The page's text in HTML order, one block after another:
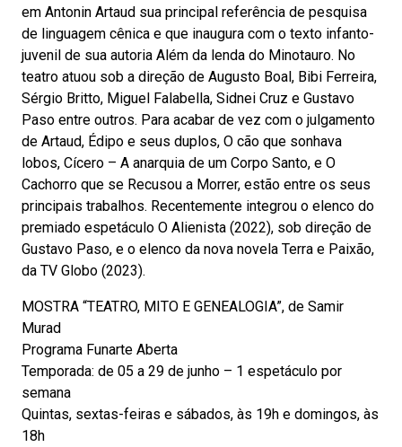
em Antonin Artaud sua principal referência de pesquisa
de linguagem cênica e que inaugura com o texto infanto-
juvenil de sua autoria Além da lenda do Minotauro. No
teatro atuou sob a direção de Augusto Boal, Bibi Ferreira,
Sérgio Britto, Miguel Falabella, Sidnei Cruz e Gustavo
Paso entre outros. Para acabar de vez com o julgamento
de Artaud, Édipo e seus duplos, O cão que sonhava
lobos, Cícero – A anarquia de um Corpo Santo, e O
Cachorro que se Recusou a Morrer, estão entre os seus
principais trabalhos. Recentemente integrou o elenco do
premiado espetáculo O Alienista (2022), sob direção de
Gustavo Paso, e o elenco da nova novela Terra e Paixão,
da TV Globo (2023).
MOSTRA “TEATRO, MITO E GENEALOGIA”, de Samir
Murad
Programa Funarte Aberta
Temporada: de 05 a 29 de junho – 1 espetáculo por
semana
Quintas, sextas-feiras e sábados, às 19h e domingos, às
18h